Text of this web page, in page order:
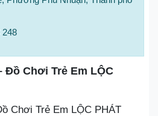
248
Đồ Chơi Trẻ Em LỘC
Chơi Trẻ Em LỘC PHÁT